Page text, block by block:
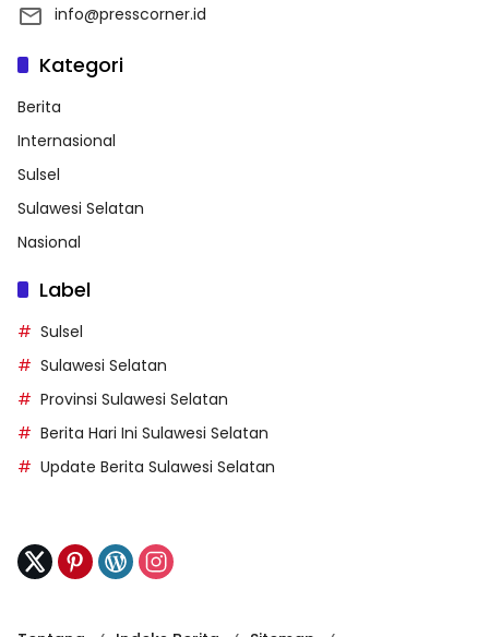
info@presscorner.id
Kategori
Berita
Internasional
Sulsel
Sulawesi Selatan
Nasional
Label
Sulsel
Sulawesi Selatan
Provinsi Sulawesi Selatan
Berita Hari Ini Sulawesi Selatan
Update Berita Sulawesi Selatan